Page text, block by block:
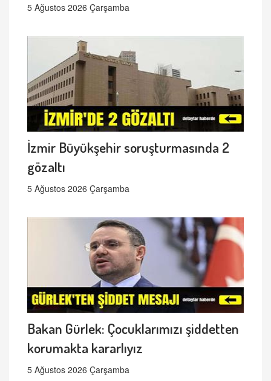
5 Ağustos 2026 Çarşamba
İzmir Büyükşehir soruşturmasında 2
gözaltı
5 Ağustos 2026 Çarşamba
Bakan Gürlek: Çocuklarımızı şiddetten
korumakta kararlıyız
5 Ağustos 2026 Çarşamba